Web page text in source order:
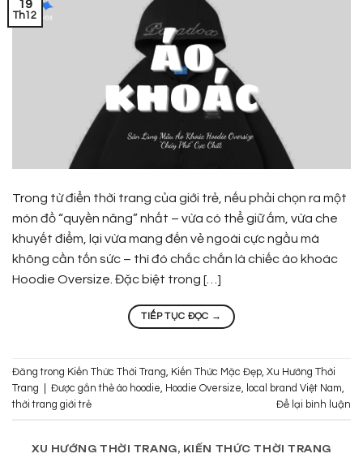
19
Th12
Trong từ điển thời trang của giới trẻ, nếu phải chọn ra một
món đồ “quyền năng” nhất – vừa có thể giữ ấm, vừa che
khuyết điểm, lại vừa mang đến vẻ ngoài cực ngầu mà
không cần tốn sức – thì đó chắc chắn là chiếc áo khoác
Hoodie Oversize. Đặc biệt trong […]
TIẾP TỤC ĐỌC →
Đăng trong Kiến Thức Thời Trang, Kiến Thức Mặc Đẹp, Xu Hướng Thời
Trang
Được gắn thẻ áo hoodie, Hoodie Oversize, local brand Việt Nam,
thời trang giới trẻ
Để lại bình luận
XU HƯỚNG THỜI TRANG, KIẾN THỨC THỜI TRANG